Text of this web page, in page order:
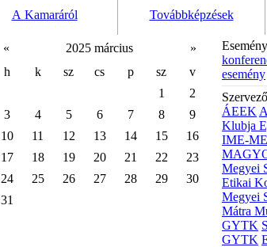
A Kamaráról Továbbképzések
« 2025 március
»
h
k sz cs p sz
v
1
2
3
4 5 6 7 8
9
10
11 12 13 14 15
16
17
18 19 20 21 22
23
24
25 26 27 28 29
30
31
esemény
ÁEEK
Klubja
IME-
Megyei
Etikai
Megyei
Mátra
GYTK
GYTK